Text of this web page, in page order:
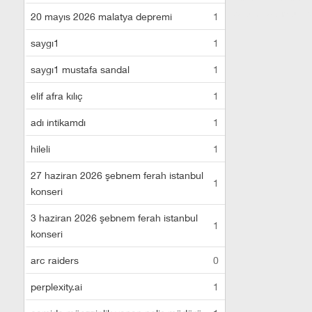
20 mayıs 2026 malatya depremi 1
saygı1 1
saygı1 mustafa sandal 1
elif afra kılıç 1
adı intikamdı 1
hileli 1
27 haziran 2026 şebnem ferah istanbul
konseri
1
3 haziran 2026 şebnem ferah istanbul
konseri
1
arc raiders 0
perplexity.ai 1